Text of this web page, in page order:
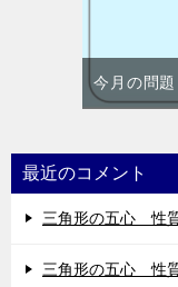
今月の問
最近のコメント
三角形の五心 性
三角形の五心 性